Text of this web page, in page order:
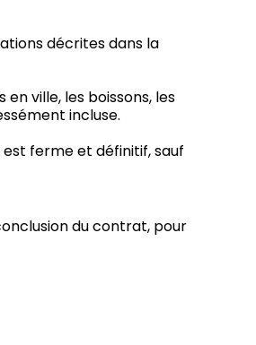
décrites dans la
ville, les boissons, les
incluse.
ferme et définitif, sauf
du contrat, pour